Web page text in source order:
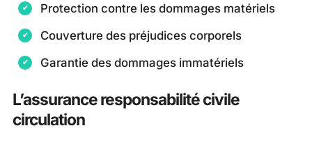
Protection contre les dommages matériels
Couverture des préjudices corporels
Garantie des dommages immatériels
L’assurance responsabilité civile
circulation